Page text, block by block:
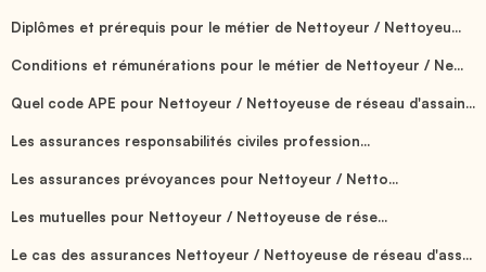
Diplômes et prérequis pour le métier de Nettoyeur / Nettoyeu...
Conditions et rémunérations pour le métier de Nettoyeur / Ne...
Quel code APE pour Nettoyeur / Nettoyeuse de réseau d'assain...
Les assurances responsabilités civiles profession...
Les assurances prévoyances pour Nettoyeur / Netto...
Les mutuelles pour Nettoyeur / Nettoyeuse de rése...
Le cas des assurances Nettoyeur / Nettoyeuse de réseau d'ass...